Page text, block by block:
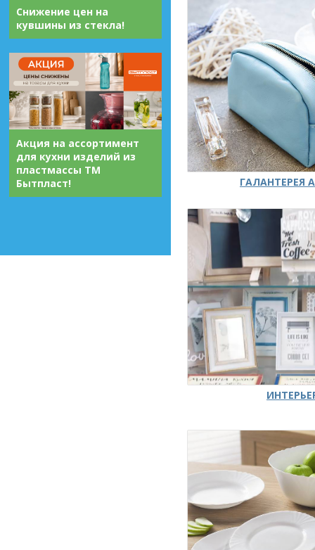
Снижение цен на
кувшины из стекла!
Акция на ассортимент
для кухни изделий из
пластмассы ТМ
Бытпласт!
ГАЛАНТЕРЕЯ